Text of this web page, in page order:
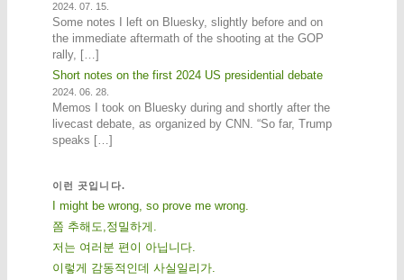
2024. 07. 15.
Some notes I left on Bluesky, slightly before and on
the immediate aftermath of the shooting at the GOP
rally, […]
Short notes on the first 2024 US presidential debate
2024. 06. 28.
Memos I took on Bluesky during and shortly after the
livecast debate, as organized by CNN. “So far, Trump
speaks […]
이런 곳입니다.
I might be wrong, so prove me wrong.
쫌 추해도,정밀하게.
저는 여러분 편이 아닙니다.
이렇게 감동적인데 사실일리가.